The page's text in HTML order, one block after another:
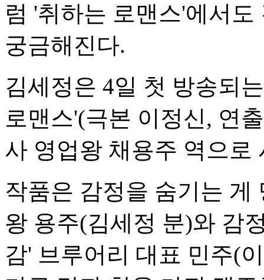
럼 '취하는 로맨스'에서
궁금해진다.
김세정은 4일 첫 방송되
로맨스'(극본 이정신, 연
사 영업왕 채용주 역으로
작품은 감정을 숨기는 게
왕 용주(김세정 분)와 감
감' 브루어리 대표 민주(